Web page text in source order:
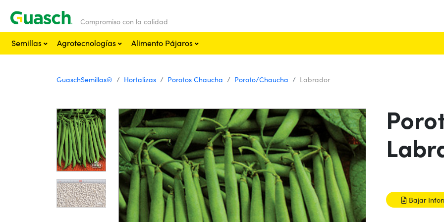
Compromiso con la calidad
Semillas
Agrotecnologías Alimento Pájaros
GuaschSemillas® Hortalizas Porotos Chaucha Poroto/Chaucha Labrador
Bajar